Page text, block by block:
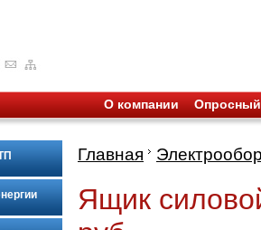
О компании
Главная
Ящик